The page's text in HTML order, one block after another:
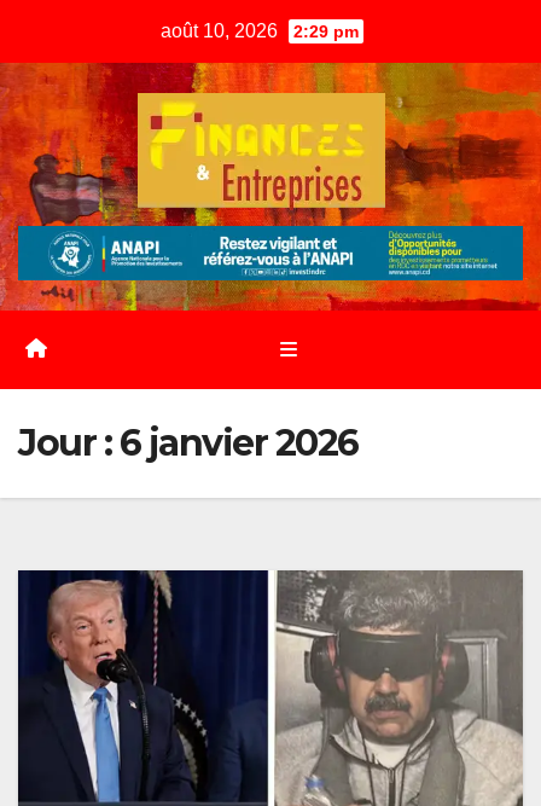
content
août 10, 2026 2:29 pm
Jour :6 janvier 2026